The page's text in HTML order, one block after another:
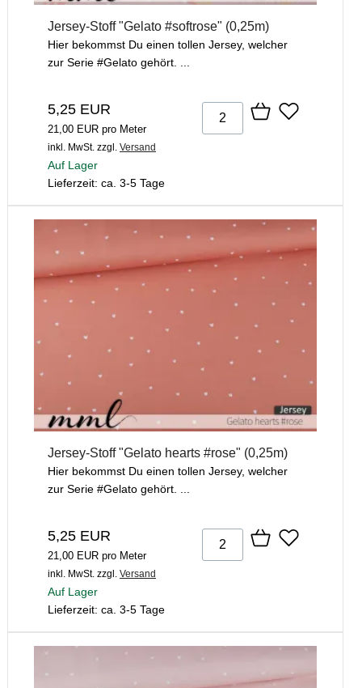
Jersey-Stoff "Gelato #softrose" (0,25m)
Hier bekommst Du einen tollen Jersey, welcher
zur Serie #Gelato gehört. ...
5,25 EUR
21,00 EUR pro Meter
inkl. MwSt. zzgl. Versand
Auf Lager
Lieferzeit: ca. 3-5 Tage
Jersey-Stoff "Gelato hearts #rose" (0,25m)
Hier bekommst Du einen tollen Jersey, welcher
zur Serie #Gelato gehört. ...
5,25 EUR
21,00 EUR pro Meter
inkl. MwSt. zzgl. Versand
Auf Lager
Lieferzeit: ca. 3-5 Tage